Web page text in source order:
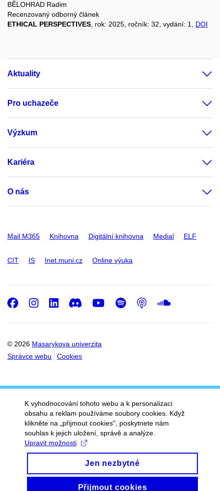
BĚLOHRAD Radim
Recenzovaný odborný článek
ETHICAL PERSPECTIVES , rok: 2025, ročník: 32, vydání: 1, DOI
Aktuality
Pro uchazeče
Výzkum
Kariéra
O nás
Mail M365 Knihovna Digitální knihovna Medial ELF
CIT IS Inet.muni.cz Online výuka
© 2026 Masarykova univerzita
Správce webu
Cookies
Facebook
Instagram
LinkedIn
DiscordYoutube
Spotify
Podcast
K vyhodnocování tohoto webu a k personalizaci
obsahu a reklam používáme soubory cookies. Když
klikněte na „přijmout cookies", poskytnete nám
souhlas k jejich uložení, správě a analýze.
Upravit možnosti
Jen nezbytné
Přijmout cookies